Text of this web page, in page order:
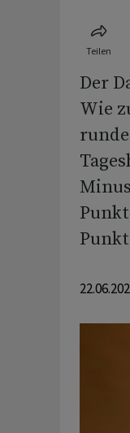
Teilen
Der
Wie